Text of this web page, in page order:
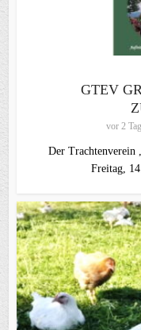
GTEV
vor 2
Der Trachtenverein
Freitag,